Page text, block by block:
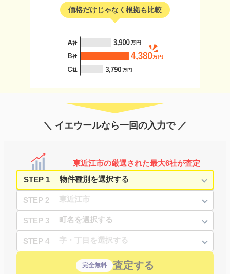
価格だけじゃなく根拠も比較
＼ イエウールなら一回の入力で ／
東近江市の厳選された最大6社が査定
STEP 1
STEP 2
STEP 3
STEP 4
完全無料 査定する